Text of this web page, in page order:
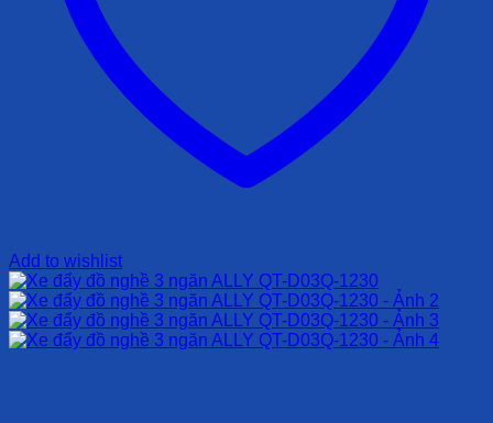
Add to wishlist